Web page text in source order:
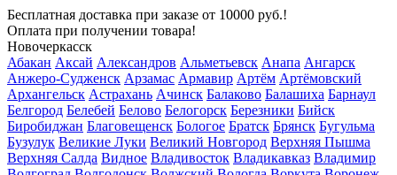
Бесплатная доставка при заказе от 10000 руб.!
Оплата при получении товара!
Новочеркасск
Абакан Аксай Александров Альметьевск Анапа Ангарск
Анжеро-Судженск Арзамас Армавир Артём Артёмовский
Архангельск Астрахань Ачинск Балаково Балашиха Барнаул
Белгород Белебей Белово Белогорск Березники Бийск
Биробиджан Благовещенск Бологое Братск Брянск Бугульма
Бузулук Великие Луки Великий Новгород Верхняя Пышма
Верхняя Салда Видное Владивосток Владикавказ Владимир